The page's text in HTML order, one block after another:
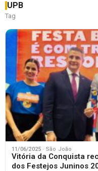
UPB
Tag
11/06/2025 · São João
Vitória da Conquista
dos Festejos Juninos